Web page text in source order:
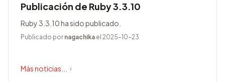
Publicación de Ruby 3.3.10
Ruby 3.3.10 ha sido publicado.
Publicado por nagachika el 2025-10-23
Más noticias...